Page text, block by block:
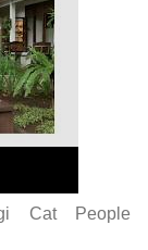
Cat People